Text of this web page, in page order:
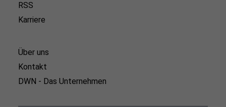
RSS
Karriere
Über uns
Kontakt
DWN - Das Unternehmen